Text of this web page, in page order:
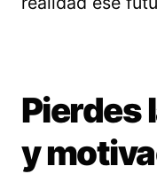
Pierdes
y